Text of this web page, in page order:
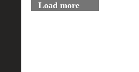
Load more